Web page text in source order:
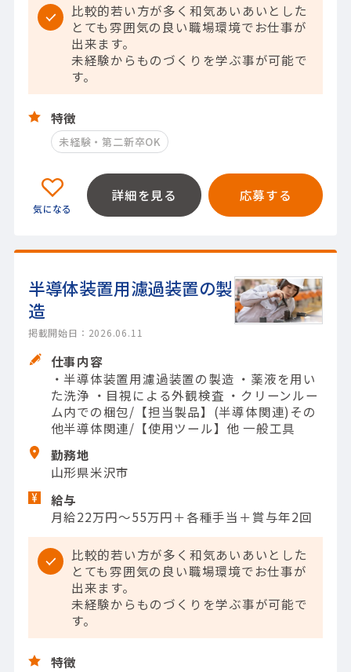
比較的若い方が多く和気あいあいとした
とても雰囲気の良い職場環境でお仕事が
出来ます。
未経験からものづくりを学ぶ事が可能で
す。
特徴
未経験・第二新卒OK
詳細を見る 応募する
半導体装置用濾過装置の製
造
掲載開始日：2026.06.11
仕事内容
・半導体装置用濾過装置の製造 ・薬液を用い
た洗浄 ・目視による外観検査 ・クリーンルー
ム内での梱包/【担当製品】(半導体関連)その
他半導体関連/【使用ツール】他 一般工具
勤務地
山形県米沢市
給与
月給22万円～55万円＋各種手当＋賞与年2回
比較的若い方が多く和気あいあいとした
とても雰囲気の良い職場環境でお仕事が
出来ます。
未経験からものづくりを学ぶ事が可能で
す。
特徴